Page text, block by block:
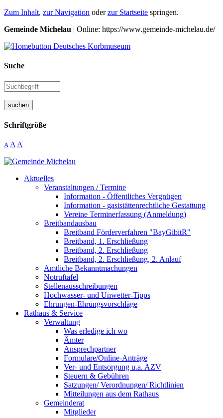
Zum Inhalt, zur Navigation oderzur Startseite springen.
Gemeinde Michelau | Online: https://www.gemeinde-michelau.de/
Suche
suchen
Schriftgröße
A A A
Aktuelles
Veranstaltungen / Termine
Information - Öffentliches Vergnügen
Information - gaststättenrechtliche Gestattung
Vereine Terminerfassung (Anmeldung)
Breitbandausbau
Breitband Förderverfahren "BayGibitR"
Breitband, 1. Erschließung
Breitband, 2. Erschließung
Breitband, 2. Erschließung, 2. Anlauf
Amtliche Bekanntmachungen
Notruftafel
Stellenausschreibungen
Hochwasser- und Unwetter-Tipps
Ehrungen-Ehrungsvorschläge
Rathaus & Service
Verwaltung
Was erledige ich wo
Ämter
Ansprechpartner
Formulare/Online-Anträge
Ver- und Entsorgung u.a. AZV
Steuern & Gebühren
Satzungen/ Verordnungen/ Richtlinien
Mitteilungen aus dem Rathaus
Gemeinderat
Mitglieder